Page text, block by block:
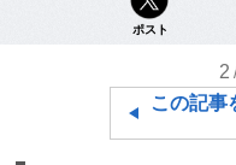
ポスト
2
この記事